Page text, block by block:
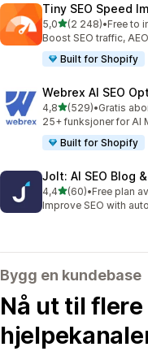
Tiny SEO Speed
5,0av 5 stjerner
(2 248)
Totalt 2248 omtaler
•Free to
Boost SEO traffic,
Built for Shopify
Webrex AI SEO
4,8av 5 stjerner
(529)
Totalt 529 omtaler
•Gratis
25+ funksjoner for AI
Built for Shopify
Jolt: AI SEO Blog
4,4av 5 stjerner
(60)
Totalt 60 omtaler
•Free plan
Improve SEO with
Bygg en kundebase
Nå ut til